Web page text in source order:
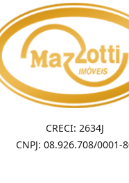
CRECI: 2634J
CNPJ: 08.926.708/0001-